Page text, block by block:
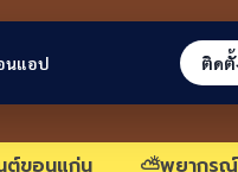
แก่นลิงก์
ต์ขอนแก่น ⛅พยากร
นแอป ติดตั้